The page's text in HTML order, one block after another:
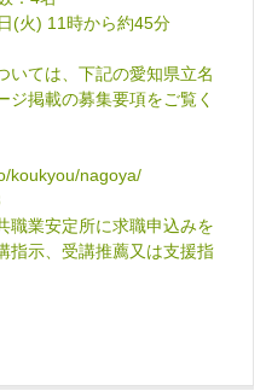
(火) 11時から約45分
ては、下記の愛知県立名
掲載の募集要項をご覧く
koukyou/nagoya/
職業安定所に求職申込みを
指示、受講推薦又は支援指